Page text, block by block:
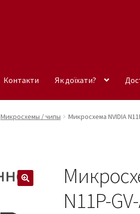
Контакти Як доїхати?
Микросхемы / чипы Микросхема NVIDIA
N11P-